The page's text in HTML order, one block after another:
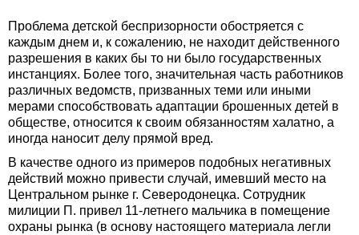
Проблема детской беспризорности обостряется с
каждым днем и, к сожалению, не находит действенного
разрешения в каких бы то ни было государственных
инстанциях. Более того, значительная часть работников
различных ведомств, призванных теми или иными
мерами способствовать адаптации брошенных детей в
обществе, относится к своим обязанностям халатно, а
иногда наносит делу прямой вред.
В качестве одного из примеров подобных негативных
действий можно привести случай, имевший место на
Центральном рынке г. Северодонецка. Сотрудник
милиции П. привел 11-летнего мальчика в помещение
охраны рынка (в основу настоящего материала легли